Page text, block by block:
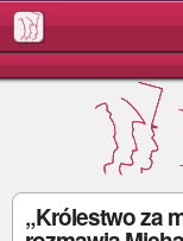
„Królestwo za